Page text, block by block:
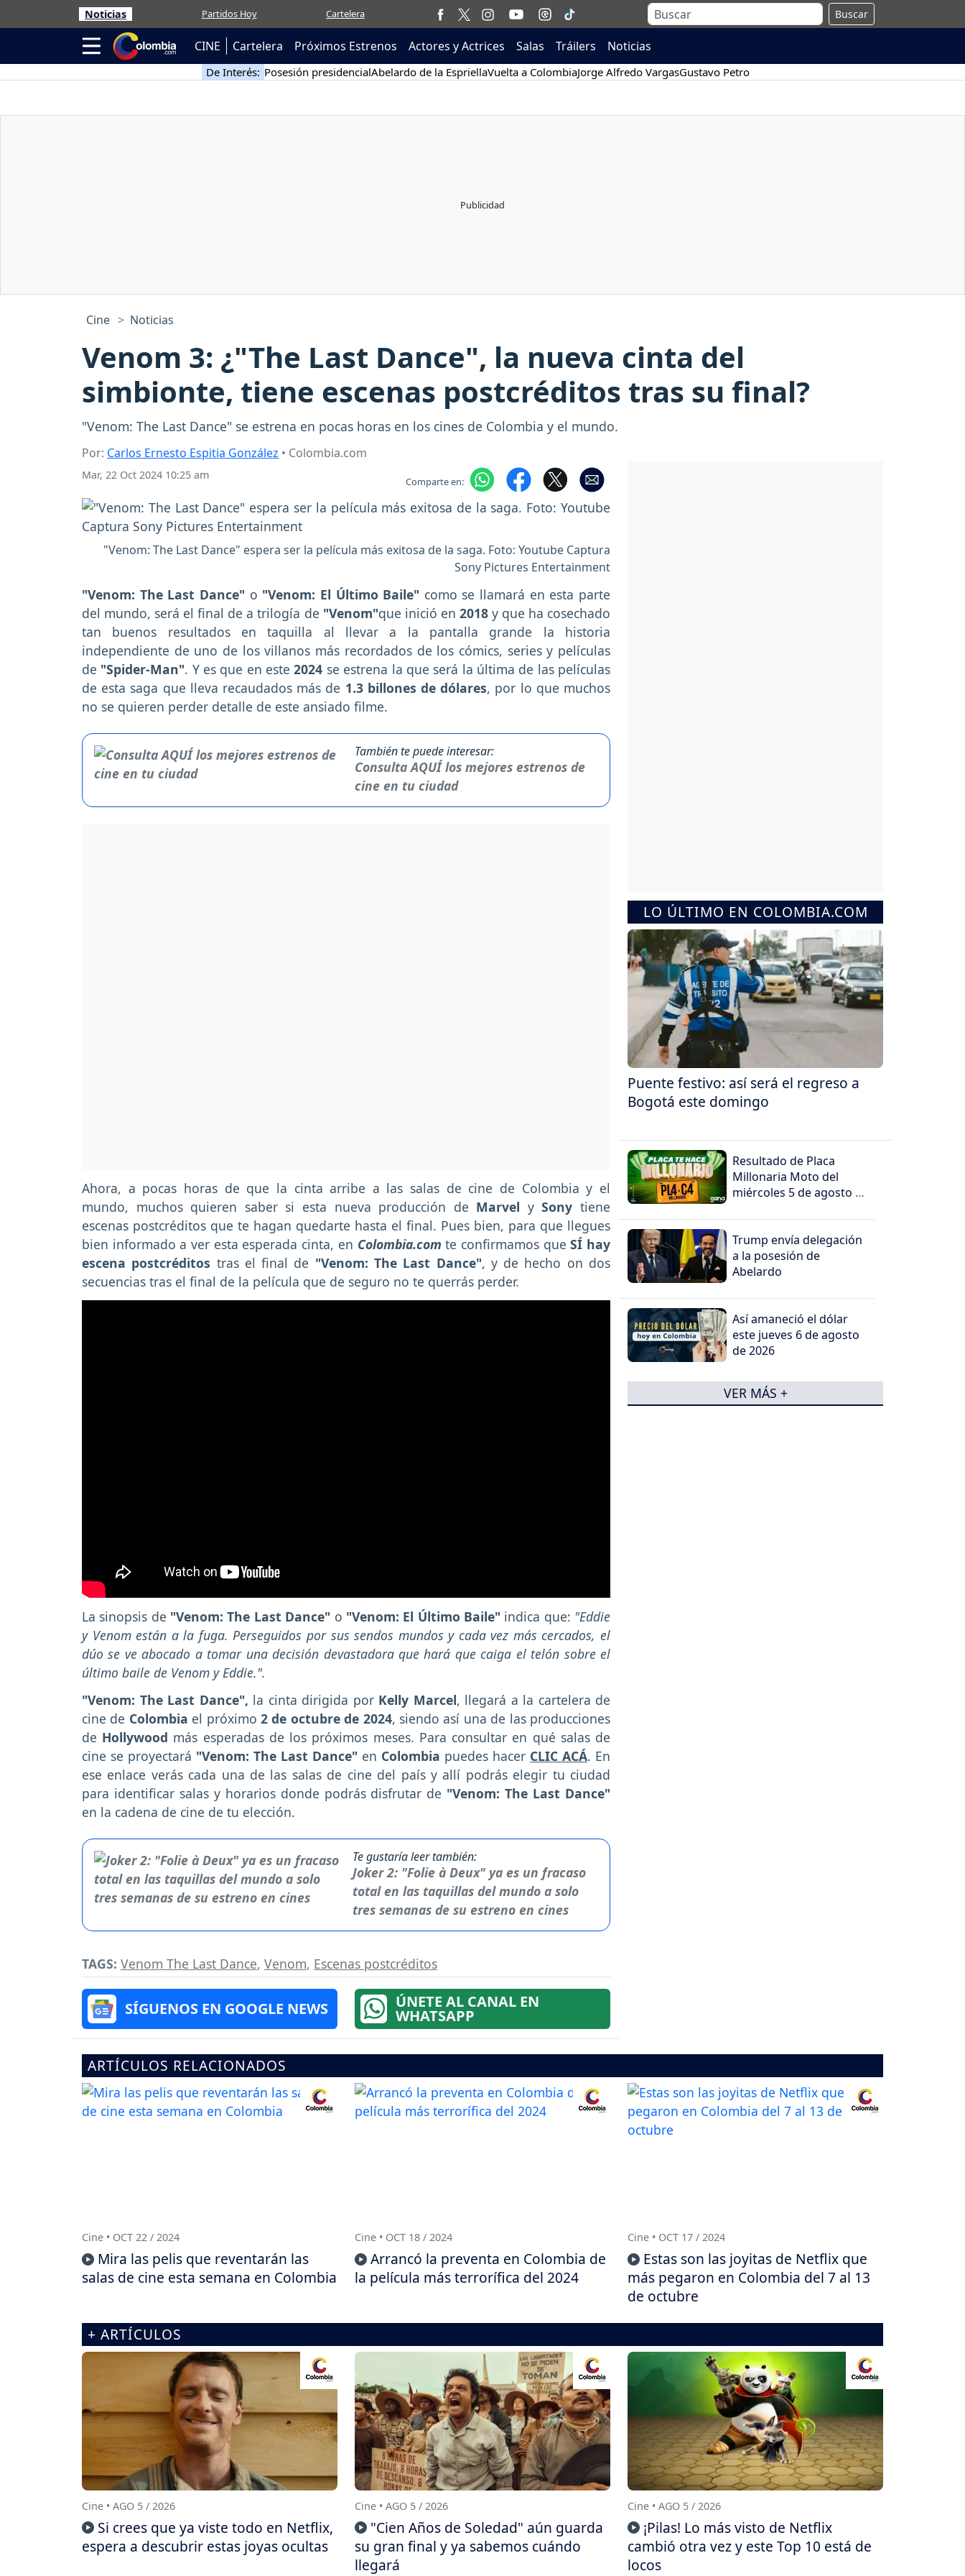
Noticias Partidos Hoy Cartelera Buscar
CINE Cartelera Próximos Estrenos Actores y Actrices Salas Tráilers Noticias
De Interés: Posesión presidencialAbelardo de la EspriellaVuelta a ColombiaJorge Alfredo VargasGustavo Petro
Cine Noticias
Venom 3: ¿"The Last Dance", la nueva cinta del
simbionte, tiene escenas postcréditos tras su final?
"Venom: The Last Dance" se estrena en pocas horas en los cines de Colombia y el mundo.
Por: Carlos Ernesto Espitia González • Colombia.com
Mar, 22 Oct 2024 10:25 am Comparte en:
"Venom: The Last Dance" espera ser la película más exitosa de la saga. Foto: Youtube Captura
Sony Pictures Entertainment
"Venom: The Last Dance" o "Venom: El Último Baile" como se llamará en esta parte
del mundo, será el final de a trilogía de "Venom"que inició en 2018y que ha cosechado
tan buenos resultados en taquilla al llevar a la pantalla grande la historia
independiente de uno de los villanos más recordados de los cómics, series y películas
de "Spider-Man". Y es que en este2024 se estrena la que será la última de las películas
de esta saga que lleva recaudados más de 1.3 billones de dólares, por lo que muchos
no se quieren perder detalle de este ansiado filme.
También te puede interesar:
Consulta AQUÍ los mejores estrenos de
cine en tu ciudad
Ahora, a pocas horas de que la cinta arribe a las salas de cine de Colombia y el
mundo, muchos quieren saber si esta nueva producción de Marvel ySony tiene
escenas postcréditos que te hagan quedarte hasta el final. Pues bien, para que llegues
bien informado a ver esta esperada cinta, en Colombia.comte confirmamos queSÍ hay
escena postcréditos tras el final de "Venom: The Last Dance", y de hecho on dos
secuencias tras el final de la película que de seguro no te querrás perder.
La sinopsis de "Venom: The Last Dance" o "Venom: El Último Baile" indica que: "Eddie
y Venom están a la fuga. Perseguidos por sus sendos mundos y cada vez más cercados, el
dúo se ve abocado a tomar una decisión devastadora que hará que caiga el telón sobre el
último baile de Venom y Eddie.".
"Venom: The Last Dance", la cinta dirigida por Kelly Marcel, llegará a la cartelera de
cine de Colombia el próximo 2 de octubre de 2024, siendo así una de las producciones
de Hollywood más esperadas de los próximos meses. Para consultar en qué salas de
cine se proyectará "Venom: The Last Dance" en Colombia puedes hacer CLIC ACÁ. En
ese enlace verás cada una de las salas de cine del país y allí podrás elegir tu ciudad
para identificar salas y horarios donde podrás disfrutar de "Venom: The Last Dance"
en la cadena de cine de tu elección.
Te gustaría leer también:
Joker 2: "Folie à Deux" ya es un fracaso
total en las taquillas del mundo a solo
tres semanas de su estreno en cines
TAGS: Venom The Last Dance, Venom, Escenas postcréditos
SÍGUENOS EN GOOGLE NEWS ÚNETE AL CANAL EN
WHATSAPP
LO ÚLTIMO EN COLOMBIA.COM
Puente festivo: así será el regreso a
Bogotá este domingo
Resultado de Placa
Millonaria Moto del
miércoles 5 de agosto de
Trump envía delegación
a la posesión de
Abelardo
Así amaneció el dólar
este jueves 6 de agosto
de 2026
VER MÁS +
ARTÍCULOS RELACIONADOS
Cine • OCT 22 / 2024
Mira las pelis que reventarán las
salas de cine esta semana en Colombia
Cine • OCT 18 / 2024
Arrancó la preventa en Colombia de
la película más terrorífica del 2024
Cine • OCT 17 / 2024
Estas son las joyitas de Netflix que
más pegaron en Colombia del 7 al 13
de octubre
+ ARTÍCULOS
Cine • AGO 5 / 2026
Si crees que ya viste todo en Netflix,
espera a descubrir estas joyas ocultas
Cine • AGO 5 / 2026
"Cien Años de Soledad" aún guarda
su gran final y ya sabemos cuándo
llegará
Cine • AGO 5 / 2026
¡Pilas! Lo más visto de Netflix
cambió otra vez y este Top 10 está de
locos